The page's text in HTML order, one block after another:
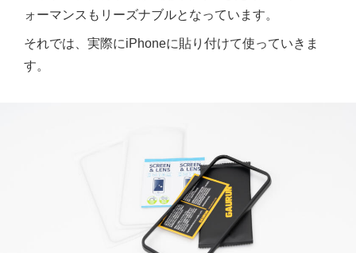
ォーマンスもリーズナブルとなっています。
それでは、実際にiPhoneに貼り付けて使っていきま
す。